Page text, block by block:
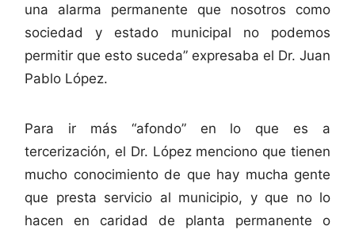
una alarma permanente que nosotros como
sociedad y estado municipal no podemos
permitir que esto suceda” expresaba el Dr. Juan
Pablo López.
Para ir más “afondo” en lo que es a
tercerización, el Dr. López menciono que tienen
mucho conocimiento de que hay mucha gente
que presta servicio al municipio, y que no lo
hacen en caridad de planta permanente o